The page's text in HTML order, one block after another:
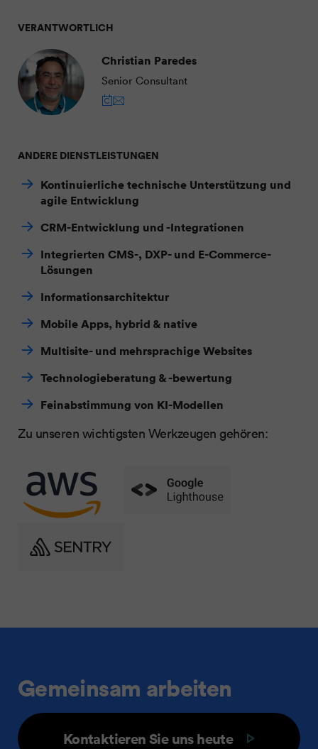
VERANTWORTLICH
Christian Paredes
Senior Consultant
ANDERE DIENSTLEISTUNGEN
Kontinuierliche technische Unterstützung und
agile Entwicklung
CRM-Entwicklung und -Integrationen
Integrierten CMS-, DXP- und E-Commerce-
Lösungen
Informationsarchitektur
Mobile Apps, hybrid & native
Multisite- und mehrsprachige Websites
Technologieberatung & -bewertung
Feinabstimmung von KI-Modellen
Zu unseren wichtigsten Werkzeugen gehören:
Gemeinsam arbeiten
Kontaktieren Sie uns heute